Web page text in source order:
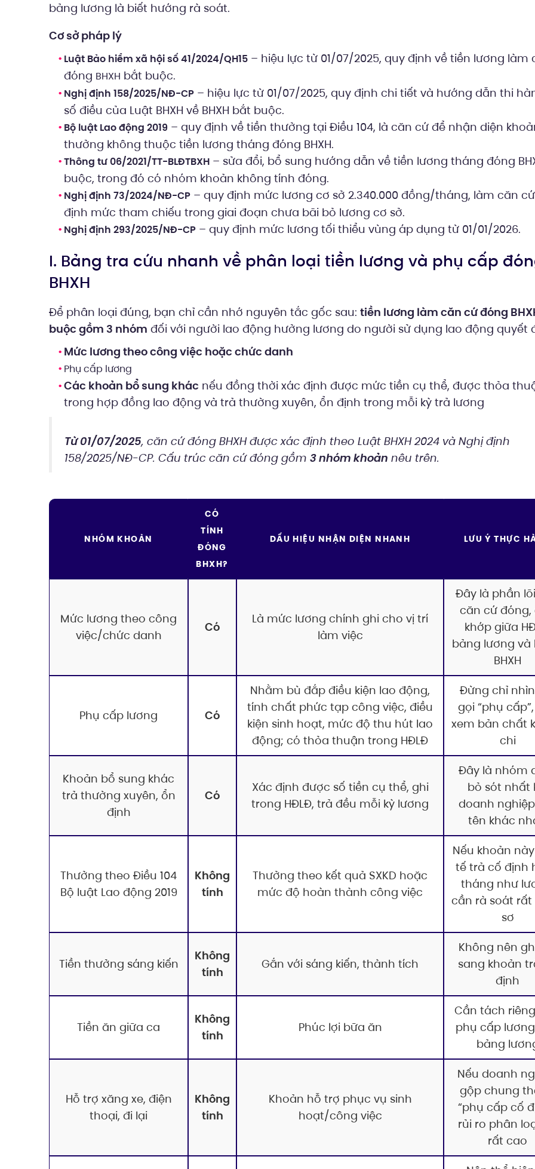
bảng lương là biết hướng rà soát.
Cơ sở pháp lý
Luật Bảo hiểm xã hội số 41/2024/QH15 – hiệu lực từ 01/07/2025, quy định về tiền lương làm
đóng BHXH bắt buộc.
Nghị định 158/2025/NĐ-CP – hiệu lực từ 01/07/2025, quy định chi tiết và hướng dẫn thi
số điều của Luật BHXH về BHXH bắt buộc.
Bộ luật Lao động 2019 – quy định về tiền thưởng tại Điều 104, là căn cứ để nhận diện
thưởng không thuộc tiền lương tháng đóng BHXH.
Thông tư 06/2021/TT-BLĐTBXH – sửa đổi, bổ sung hướng dẫn về tiền lương tháng đóng
buộc, trong đó có nhóm khoản không tính đóng.
Nghị định 73/2024/NĐ-CP – quy định mức lương cơ sở 2.340.000 đồng/tháng, làm căn
định mức tham chiếu trong giai đoạn chưa bãi bỏ lương cơ sở.
Nghị định 293/2025/NĐ-CP – quy định mức lương tối thiểu vùng áp dụng từ 01/01/2026.
I. Bảng tra cứu nhanh về phân loại tiền lương và phụ cấp
BHXH
Để phân loại đúng, bạn chỉ cần nhớ nguyên tắc gốc sau: tiền lương làm căn cứ đóng
buộc gồm 3 nhóm đối với người lao động hưởng lương do người sử dụng lao động quyết
Mức lương theo công việc hoặc chức danh
Phụ cấp lương
Các khoản bổ sung khác nếu đồng thời xác định được mức tiền cụ thể, được thỏa
trong hợp đồng lao động và trả thường xuyên, ổn định trong mỗi kỳ trả lương
Từ 01/07/2025, căn cứ đóng BHXH được xác định theo Luật BHXH 2024 và Nghị định
158/2025/NĐ-CP. Cấu trúc căn cứ đóng gồm 3 nhóm khoản nêu trên.
NHÓM KHOẢN
CÓ
TÍNH
ĐÓNG
BHXH?
DẤU HIỆU NHẬN DIỆN NHANH LƯU Ý THỰC
Mức lương theo công
việc/chức danh
Có
Là mức lương chính ghi cho vị trí
làm việc
Đây là phần
căn cứ đóng,
khớp giữa
bảng lương và
BHXH
Phụ cấp lương Có
Nhằm bù đắp điều kiện lao động,
tính chất phức tạp công việc, điều
kiện sinh hoạt, mức độ thu hút lao
động; có thỏa thuận trong HĐLĐ
Đừng chỉ
gọi “phụ
xem bản chất
chi
Khoản bổ sung khác
trả thường xuyên, ổn
định
Có
Xác định được số tiền cụ thể, ghi
trong HĐLĐ, trả đều mỗi kỳ lương
Đây là nhóm
bỏ sót nhất
doanh
tên khác
Thưởng theo Điều 104
Bộ luật Lao động 2019
Không
tính
Thưởng theo kết quả SXKD hoặc
mức độ hoàn thành công việc
Nếu khoản
tế trả cố định
tháng như
cần rà soát rất
sơ
Tiền thưởng sáng kiến
Không
tính
Gắn với sáng kiến, thành tích
Không nên
sang khoản
định
Tiền ăn giữa ca
Không
tính
Phúc lợi bữa ăn
Cần tách
phụ cấp
bảng
Hỗ trợ xăng xe, điện
thoại, đi lại
Không
tính
Khoản hỗ trợ phục vụ sinh
hoạt/công việc
Nếu doanh
gộp chung
“phụ cấp cố
rủi ro phân
rất cao